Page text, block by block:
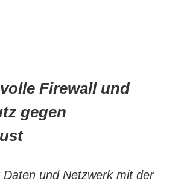
Firewall und
gegen
und Netzwerk mit der